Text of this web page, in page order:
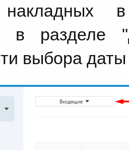
в разделе "
выбора